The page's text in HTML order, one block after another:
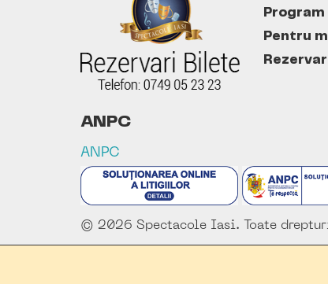
Pentru
ANPC
ANPC
© 2026 Spectacole Iasi. Toate